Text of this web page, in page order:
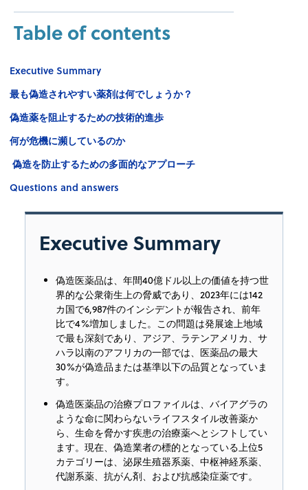
Table of contents
Executive Summary
最も偽造されやすい薬剤は何でしょうか？
偽造薬を阻止するための技術的進歩
何が危機に瀕しているのか
‍ 偽造を防止するための多面的なアプローチ
Questions and answers
Executive Summary
偽造医薬品は、年間40億ドル以上の価値を持つ世
界的な公衆衛生上の脅威であり、2023年には142
カ国で6,987件のインシデントが報告され、前年
比で4%増加しました。この問題は発展途上地域
で最も深刻であり、アジア、ラテンアメリカ、サ
ハラ以南のアフリカの一部では、医薬品の最大
30%が偽造品または基準以下の品質となっていま
す。
偽造医薬品の治療プロファイルは、バイアグラの
ような命に関わらないライフスタイル改善薬か
ら、生命を脅かす疾患の治療薬へとシフトしてい
ます。現在、偽造業者の標的となっている上位5
カテゴリーは、泌尿生殖器系薬、中枢神経系薬、
代謝系薬、抗がん剤、および抗感染症薬です。